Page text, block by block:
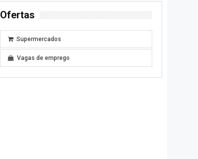
Ofertas
Supermercados
Vagas de emprego